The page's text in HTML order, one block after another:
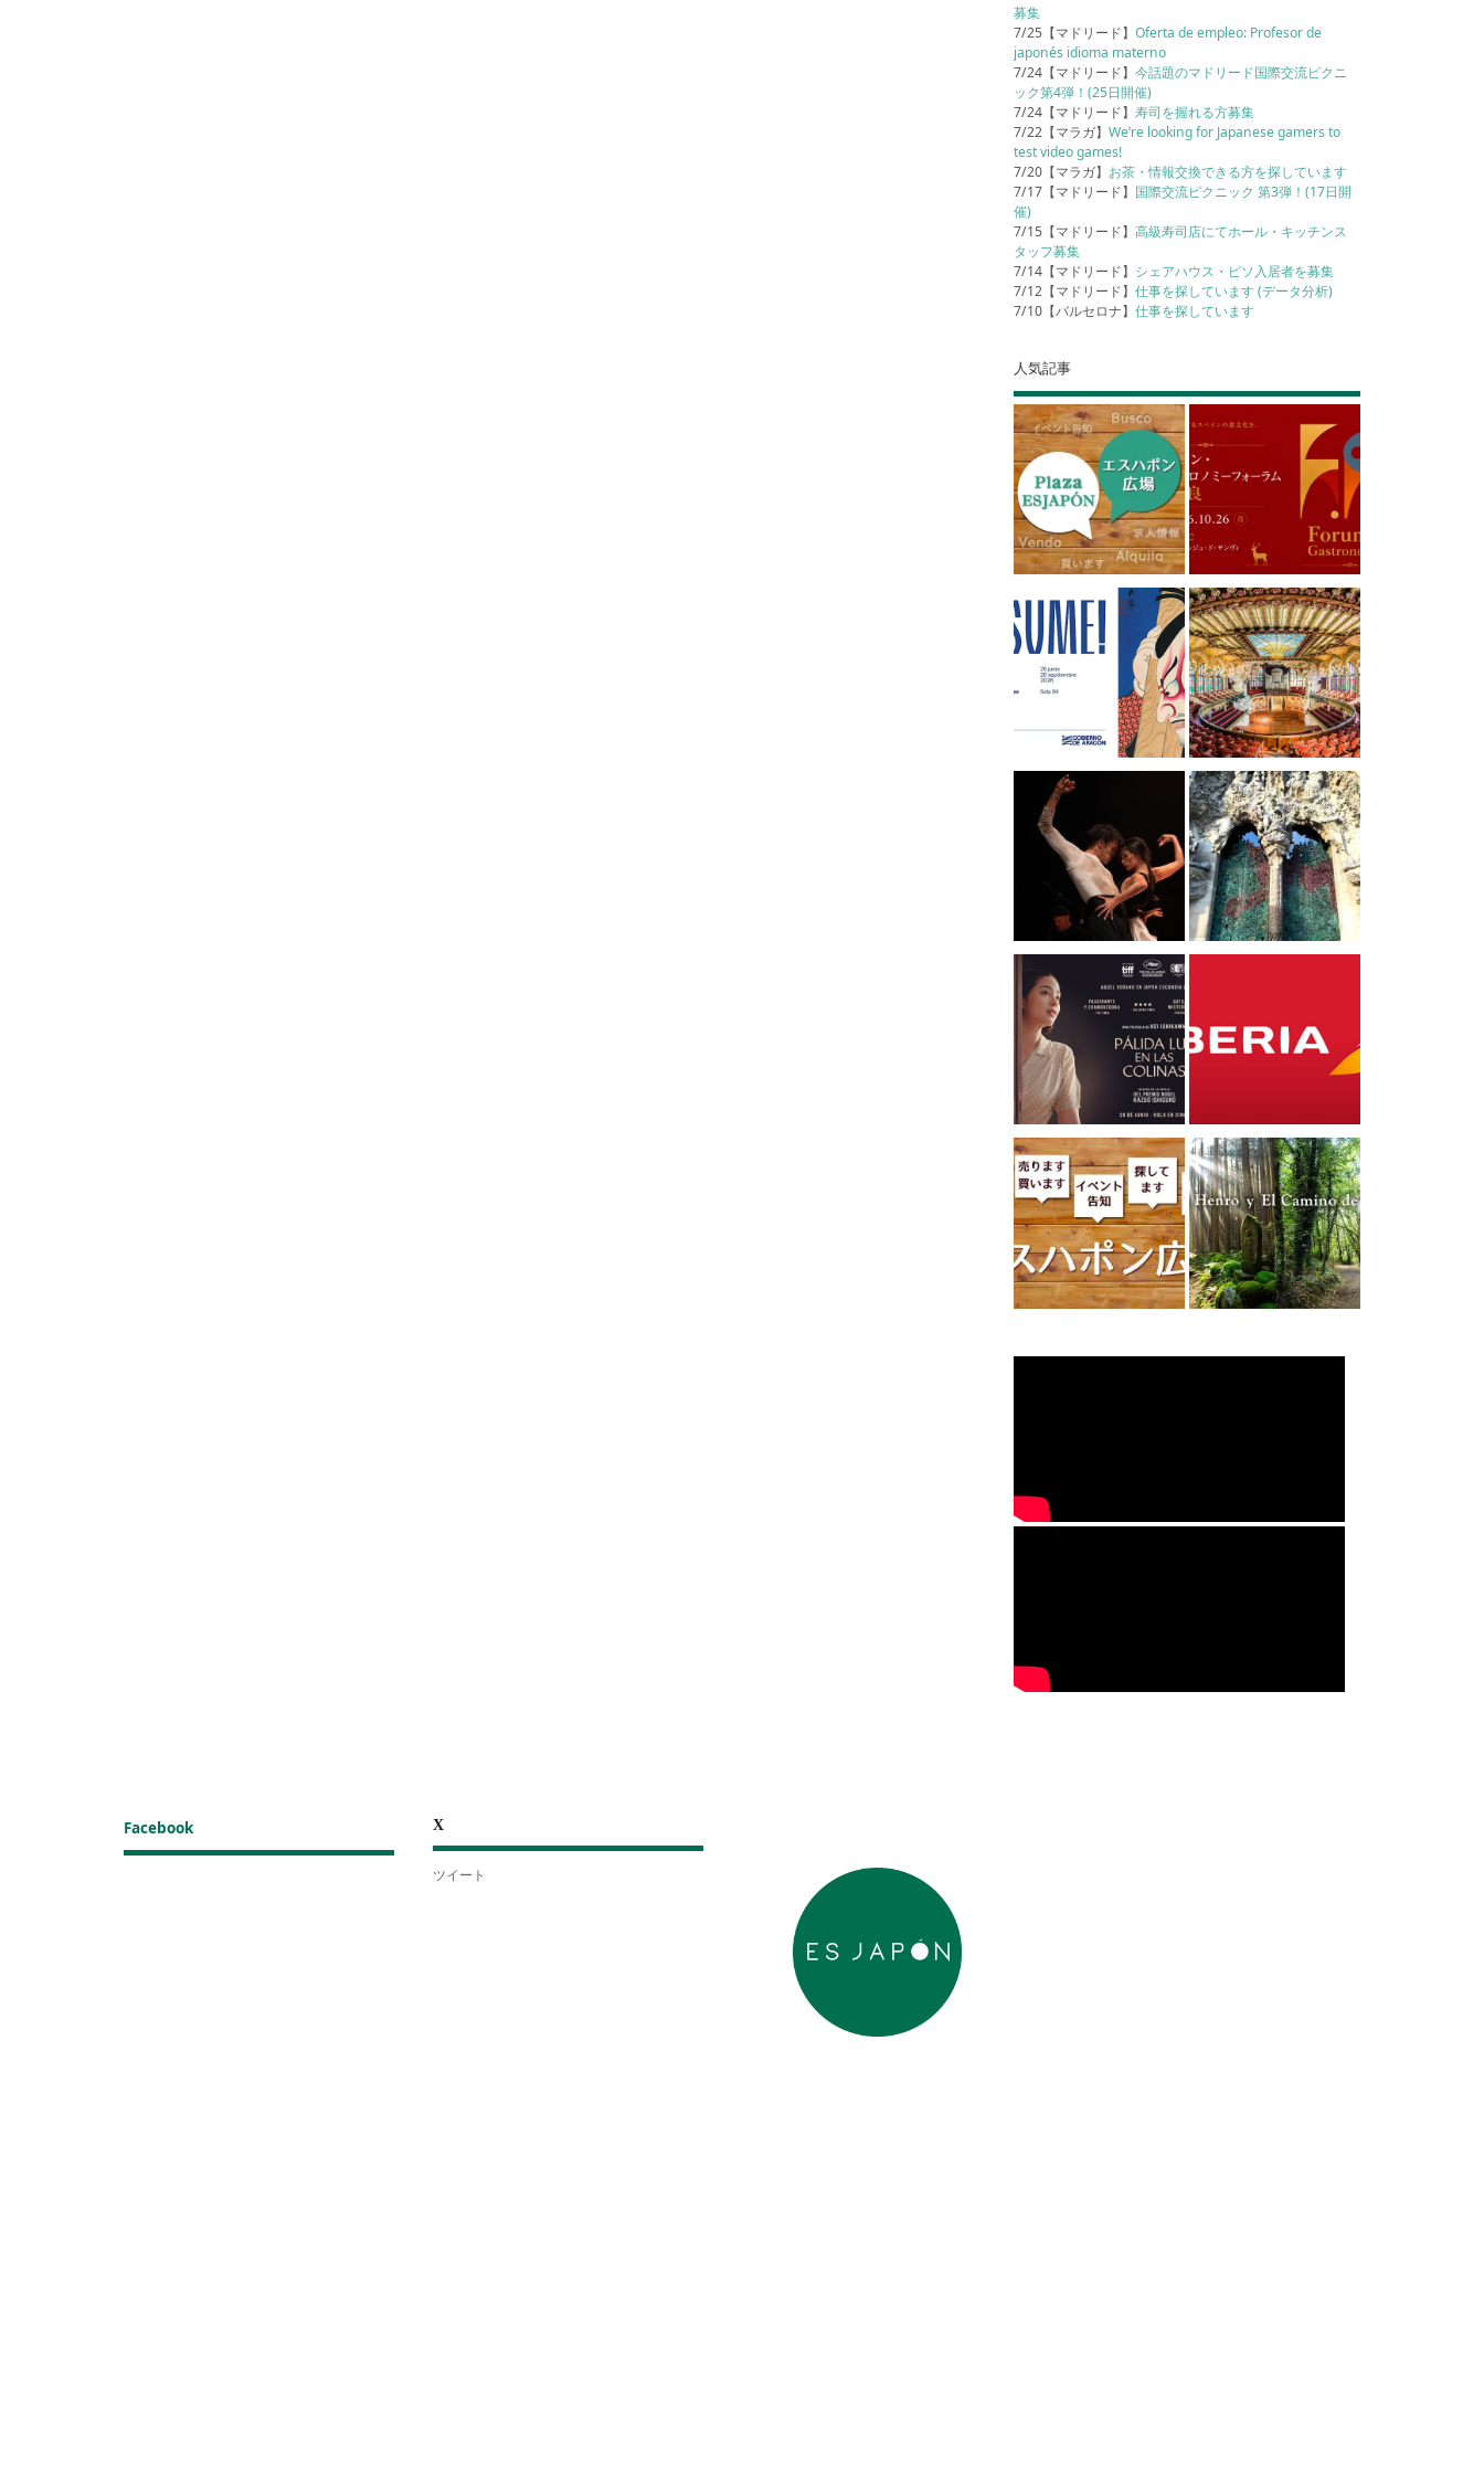
募集
7/25【マドリード】Oferta de empleo: Profesor de
japonés idioma materno
7/24【マドリード】今話題のマドリード国際交流ピクニ
ック第4弾！(25日開催)
7/24【マドリード】寿司を握れる方募集
7/22【マラガ】We’re looking for Japanese gamers to
test video games!
7/20【マラガ】 お茶・情報交換できる方を探しています
7/17【マドリード】 国際交流ピクニック 第3弾！(17日開
催)
7/15【マドリード】高級寿司店にてホール・キッチンス
タッフ募集
7/14【マドリード】 シェアハウス・ピソ入居者を募集
7/12【マドリード】仕事を探しています (データ分析)
7/10【バルセロナ】仕事を探しています
人気記事
Facebook X
ツイート